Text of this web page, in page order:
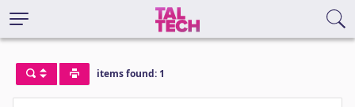
items found: 1